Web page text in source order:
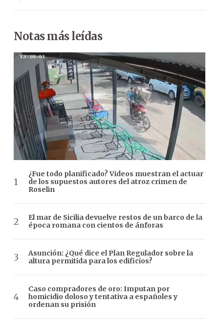
Notas más leídas
¿Fue todo planificado? Videos muestran el actuar
de los supuestos autores del atroz crimen de
Roselin
El mar de Sicilia devuelve restos de un barco de la
época romana con cientos de ánforas
Asunción: ¿Qué dice el Plan Regulador sobre la
altura permitida para los edificios?
Caso compradores de oro: Imputan por
homicidio doloso y tentativa a españoles y
ordenan su prisión